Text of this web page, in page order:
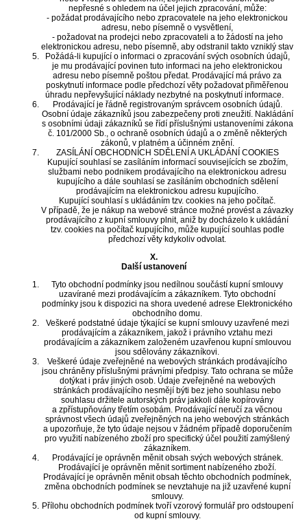
nepřesné s ohledem na účel jejich zpracování, může:
- požádat prodávajícího nebo zpracovatele na jeho elektronickou
adresu, nebo písemně o vysvětlení,
- požadovat na prodejci nebo zpracovateli a to žádostí na jeho
elektronickou adresu, nebo písemně, aby odstranil takto vzniklý stav
Požádá-li kupující o informaci o zpracování svých osobních údajů,
je mu prodávající povinen tuto informaci na jeho elektronickou
adresu nebo písemně poštou předat. Prodávající má právo za
poskytnutí informace podle předchozí věty požadovat přiměřenou
úhradu nepřevyšující náklady nezbytné na poskytnutí informace.
Prodávající je řádně registrovaným správcem osobních údajů.
Osobní údaje zákazníků jsou zabezpečeny proti zneužití. Nakládání
s osobními údaji zákazníků se řídí příslušnými ustanoveními zákona
č. 101/2000 Sb., o ochraně osobních údajů a o změně některých
zákonů, v platném a účinném znění.
ZASÍLÁNÍ OBCHODNÍCH SDĚLENÍ A UKLÁDÁNÍ COOKIES
Kupující souhlasí se zasíláním informací souvisejících se zbožím,
službami nebo podnikem prodávajícího na elektronickou adresu
kupujícího a dále souhlasí se zasíláním obchodních sdělení
prodávajícím na elektronickou adresu kupujícího.
Kupující souhlasí s ukládáním tzv. cookies na jeho počítač.
V případě, že je nákup na webové stránce možné provést a závazky
prodávajícího z kupní smlouvy plnit, aniž by docházelo k ukládání
tzv. cookies na počítač kupujícího, může kupující souhlas podle
předchozí věty kdykoliv odvolat.
X.
Další ustanovení
Tyto obchodní podmínky jsou nedílnou součástí kupní smlouvy
uzavírané mezi prodávajícím a zákazníkem. Tyto obchodní
podmínky jsou k dispozici na shora uvedené adrese Elektronického
obchodního domu.
Veškeré podstatné údaje týkající se kupní smlouvy uzavřené mezi
prodávajícím a zákazníkem, jakož i právního vztahu mezi
prodávajícím a zákazníkem založeném uzavřenou kupní smlouvou
jsou sdělovány zákazníkovi.
Veškeré údaje zveřejněné na webových stránkách prodávajícího
jsou chráněny příslušnými právními předpisy. Tato ochrana se může
dotýkat i práv jiných osob. Údaje zveřejněné na webových
stránkách prodávajícího nesmějí býti bez jeho souhlasu nebo
souhlasu držitele autorských práv jakkoli dále kopírovány
a zpřístupňovány třetím osobám. Prodávající neručí za věcnou
správnost všech údajů zveřejněných na jeho webových stránkách
a upozorňuje, že tyto údaje nejsou v žádném případě doporučením
pro využití nabízeného zboží pro specifický účel použití zamýšlený
zákazníkem.
Prodávající je oprávněn měnit obsah svých webových stránek.
Prodávající je oprávněn měnit sortiment nabízeného zboží.
Prodávající je oprávněn měnit obsah těchto obchodních podmínek,
změna obchodních podmínek se nevztahuje na již uzavřené kupní
smlouvy.
Přílohu obchodních podmínek tvoří vzorový formulář pro odstoupení
od kupní smlouvy.